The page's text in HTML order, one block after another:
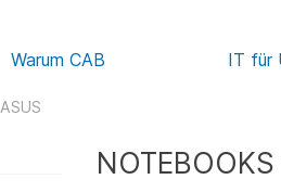
Warum CAB IT für
ASUS